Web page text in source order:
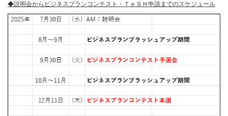
◆説明会からビジネスプランコンテスト・ＴｅＳＨ申請までのスケジュール